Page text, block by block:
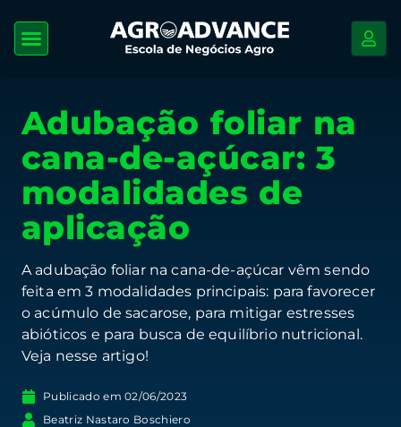
Adubação foliar na
cana-de-açúcar: 3
modalidades de
aplicação
A adubação foliar na cana-de-açúcar vêm sendo
feita em 3 modalidades principais: para favorecer
o acúmulo de sacarose, para mitigar estresses
abióticos e para busca de equilíbrio nutricional.
Veja nesse artigo!
Publicado em 02/06/2023
Beatriz Nastaro Boschiero